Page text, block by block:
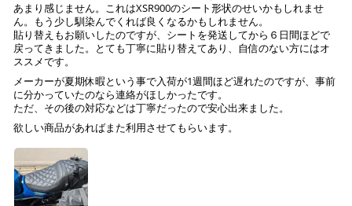
あまり感じません。これはXSR900のシート形状のせいかもしれませ
ん。もう少し馴染んでくれば良くなるかもしれません。
貼り替えもお願いしたのですが、シートを発送してから６日間ほどで
戻ってきました。とても丁寧に貼り替えてあり、自信のない方にはオ
ススメです。
メーカーが夏期休暇という事で入荷が1週間ほど遅れたのですが、事前
に分かっていたのなら連絡がほしかったです。
ただ、その後の対応などは丁寧だったので安心出来ました。
欲しい商品があればまた利用させてもらいます。